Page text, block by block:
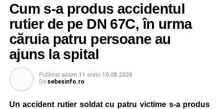
Adaugă-ne ca sursă preferată
Urmărește-ne pe Google News
Ultimele știri din Sebeș
Cum s-a produs accidentul
rutier de pe DN 67C, în urma
căruia patru persoane au
ajuns la spital
Publicat acum 11 oreîn 10.08.2026
De sebesinfo.ro
Un accident rutier soldat cu patru victime s-a produs